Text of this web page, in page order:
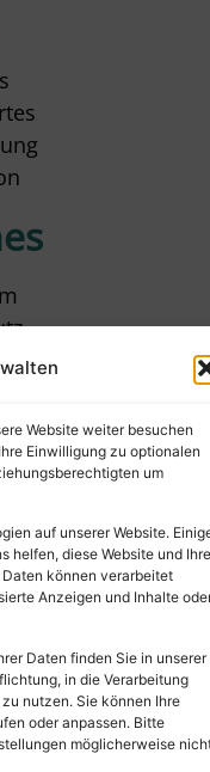
Website weiter besuchen
Einwilligung zu optionalen
um
auf unserer Website.
helfen, diese Website und Ihre
können verarbeitet
Anzeigen und Inhalte
Daten finden Sie in unserer
in die Verarbeitung
nutzen. Sie können Ihre
oder anpassen. Bitte
möglicherweise
reserved.
neuwied.de